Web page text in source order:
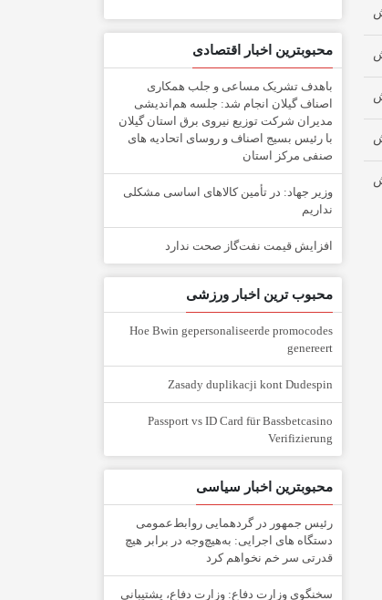
محبوبترین اخبار اقتصادی
باهدف تشریک مساعی و جلب همکاری
اصناف گیلان انجام شد: جلسه هم‌اندیشی
مدیران شركت توزیع نیروی برق استان گیلان
با رئیس بسیج اصناف و روسای اتحادیه های
صنفی مركز استان
وزیر جهاد: در تأمین کالاهای اساسی مشکلی
نداریم
افزایش قیمت نفت‌گاز صحت ندارد
محبوب ترین اخبار ورزشی
Hoe Bwin gepersonaliseerde promocodes
genereert
Zasady duplikacji kont Dudespin
Passport vs ID Card für Bassbetcasino
Verifizierung
محبوبترین اخبار سیاسی
رئیس جمهور در گردهمایی روابط‌عمومی
دستگاه های اجرایی: به‌هیچ‌وجه در برابر هیچ
قدرتی سر خم نخواهم کرد
سخنگوی وزارت دفاع: وزارت دفاع، پشتیبانی